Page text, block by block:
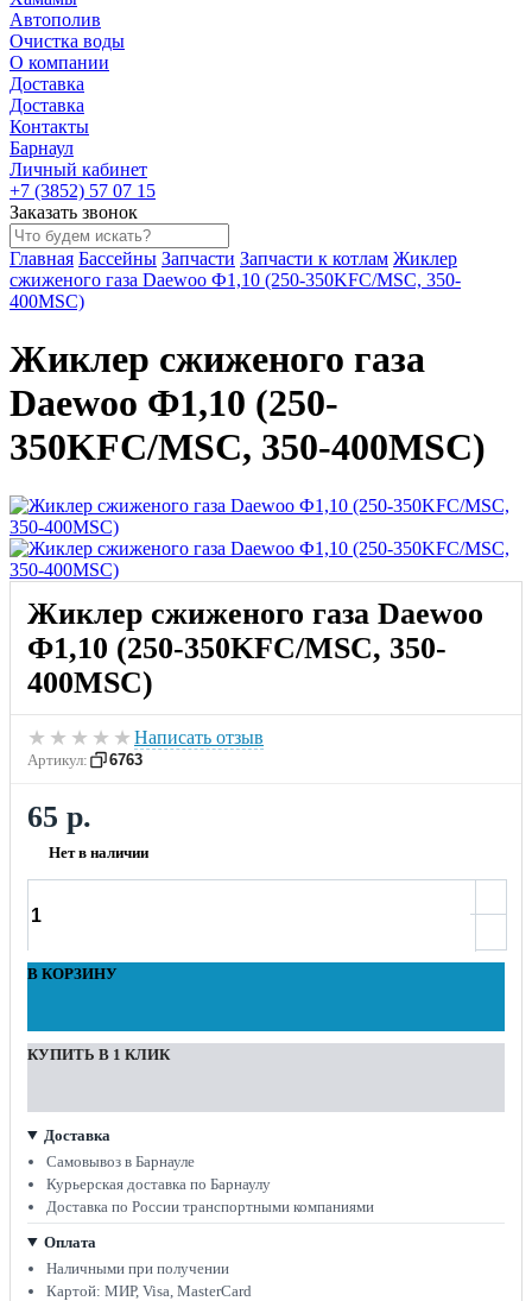
Автополив
Очистка воды
О компании
Доставка
Доставка
Контакты
Барнаул
Личный кабинет
+7 (3852) 57 07 15
Заказать звонок
Главная Бассейны Запчасти Запчасти к котлам Жиклер
сжиженого газа Daewoo Ф1,10 (250-350KFC/MSC, 350-
400MSC)
Жиклер сжиженого газа
Daewoo Ф1,10 (250-
350KFC/MSC, 350-400MSC)
Жиклер сжиженого газа Daewoo
Ф1,10 (250-350KFC/MSC, 350-
400MSC)
★ ★ ★ ★ ★ Написать отзыв
Артикул: 6763
65 р.
Нет в наличии
В КОРЗИНУ
КУПИТЬ В 1 КЛИК
Доставка
Самовывоз в Барнауле
Курьерская доставка по Барнаулу
Доставка по России транспортными компаниями
Оплата
Наличными при получении
Картой: МИР, Visa, MasterCard